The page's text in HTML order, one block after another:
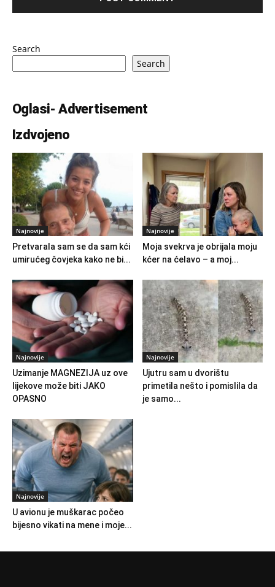
Search
Search
Oglasi- Advertisement
Izdvojeno
Najnovije
Pretvarala sam se da sam kći
umirućeg čovjeka kako ne bi...
Najnovije
Moja svekrva je obrijala moju
kćer na ćelavo – a moj...
Najnovije
Uzimanje MAGNEZIJA uz ove
lijekove može biti JAKO
OPASNO
Najnovije
Ujutru sam u dvorištu
primetila nešto i pomislila da
je samo...
Najnovije
U avionu je muškarac počeo
bijesno vikati na mene i moje...